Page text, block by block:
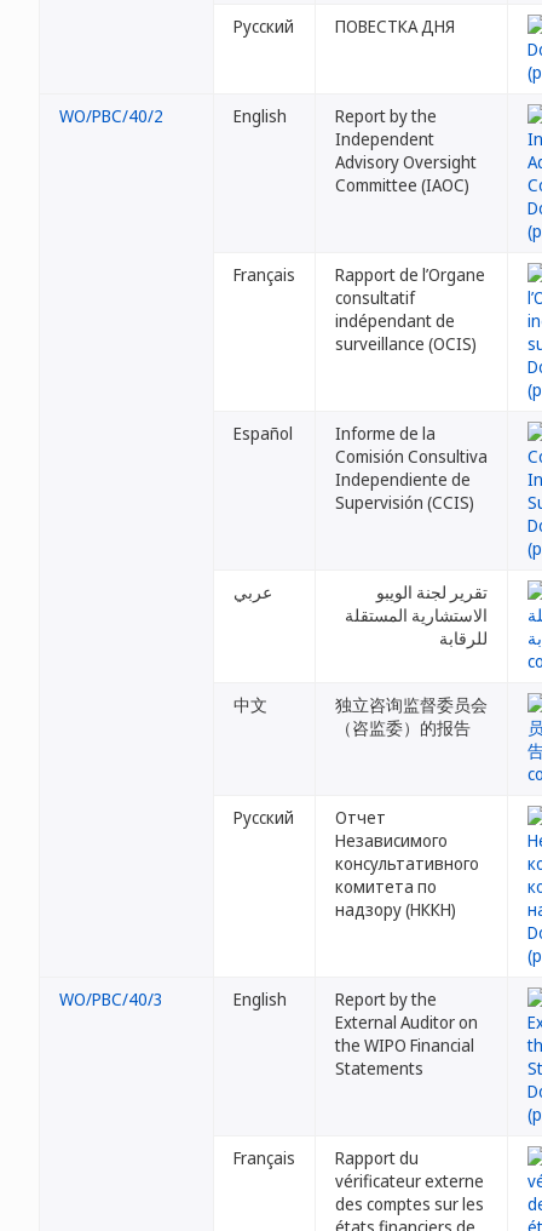
Русский ПОВЕСТКА ДНЯ
WO/PBC/40/2 English
Report by the
Independent
Advisory Oversight
Committee (IAOC)
Français
Rapport de l’Organe
consultatif
indépendant de
surveillance (OCIS)
Español
Informe de la
Comisión Consultiva
Independiente de
Supervisión (CCIS)
عربي
تقرير لجنة الويبو
الاستشارية المستقلة
للرقابة
中文
独立咨询监督委员会
（咨监委）的报告
Русский
Отчет
Независимого
консультативного
комитета по
надзору (НККН)
WO/PBC/40/3 English
Report by the
External Auditor on
the WIPO Financial
Statements
Français
Rapport du
vérificateur externe
des comptes sur les